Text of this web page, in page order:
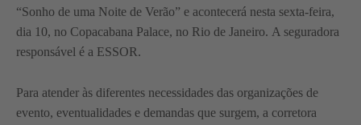
“Sonho de uma Noite de Verão” e acontecerá nesta sexta-feira,
dia 10, no Copacabana Palace, no Rio de Janeiro. A seguradora
responsável é a ESSOR.
Para atender às diferentes necessidades das organizações de
evento, eventualidades e demandas que surgem, a corretora